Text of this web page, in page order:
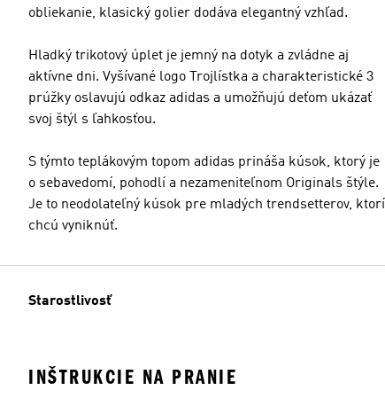
obliekanie, klasický golier dodáva elegantný vzhľad.
Hladký trikotový úplet je jemný na dotyk a zvládne aj
aktívne dni. Vyšívané logo Trojlístka a charakteristické 3
prúžky oslavujú odkaz adidas a umožňujú deťom ukázať
svoj štýl s ľahkosťou.
S týmto teplákovým topom adidas prináša kúsok, ktorý je
o sebavedomí, pohodlí a nezameniteľnom Originals štýle.
Je to neodolateľný kúsok pre mladých trendsetterov, ktorí
chcú vyniknúť.
Starostlivosť
INŠTRUKCIE NA PRANIE